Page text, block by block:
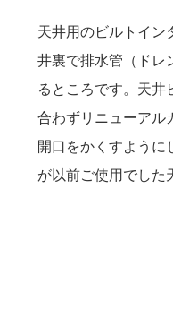
天井用のビルトイン
井裏で排水管（ドレ
るところです。天井
合わずリニューアル
開口をかくすように
が以前ご使用でした